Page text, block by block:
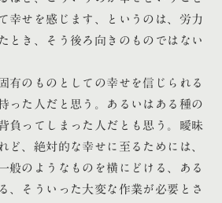
幸せを感じます、というのは、労力
とき、そう後ろ向きのものではない
有のものとしての幸せを信じられる
った人だと思う。あるいはある種の
負ってしまった人だとも思う。曖昧
ど、絶対的な幸せに至るためには、
般のようなものを横にどける、ある
、そういった大変な作業が必要とさ